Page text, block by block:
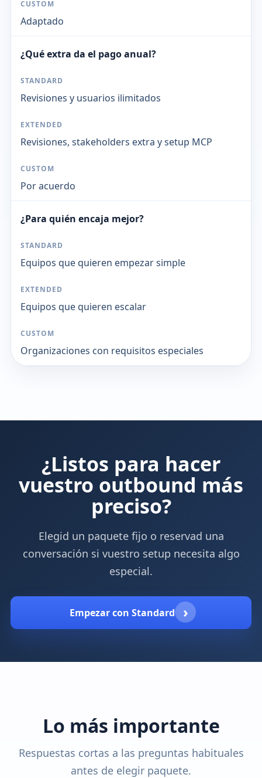
Adaptado
¿Qué extra da el pago anual?
Revisiones y usuarios ilimitados
Revisiones, stakeholders extra y setup MCP
Por acuerdo
¿Para quién encaja mejor?
Equipos que quieren empezar simple
Equipos que quieren escalar
Organizaciones con requisitos especiales
¿Listos para hacer
vuestro outbound más
preciso?
Elegid un paquete fijo o reservad una
conversación si vuestro setup necesita algo
especial.
Empezar con Standard ›
Lo más importante
Respuestas cortas a las preguntas habituales
antes de elegir paquete.